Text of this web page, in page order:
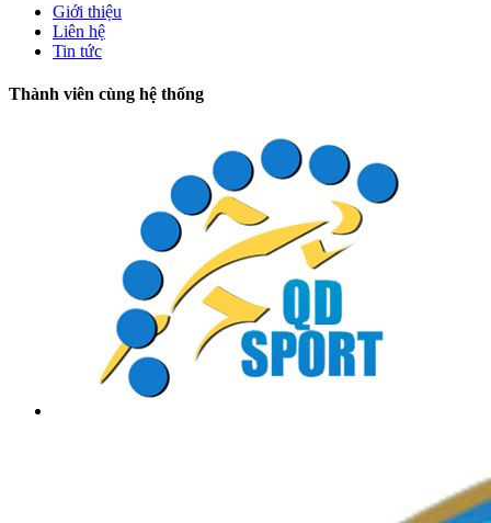
Giới thiệu
Liên hệ
Tin tức
Thành viên cùng hệ thống